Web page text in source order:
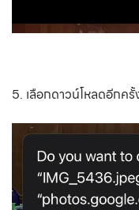
5. เลือกดาวน์โหลดอีกครั้